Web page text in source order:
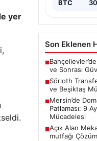
yer
BTC
Son Eklenen
■
ve Sonrası
■Sörloth
ve Beşiktaş
■Mersin’de
Patlaması: 9
Mücadelesi
■Açık Alan
mutfağı